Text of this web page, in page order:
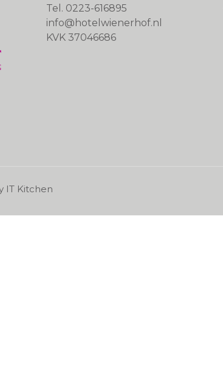
Tel. 0223-616895
info@hotelwienerhof.nl
KVK 37046686
IT Kitchen